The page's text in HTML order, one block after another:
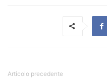
Articolo precedente